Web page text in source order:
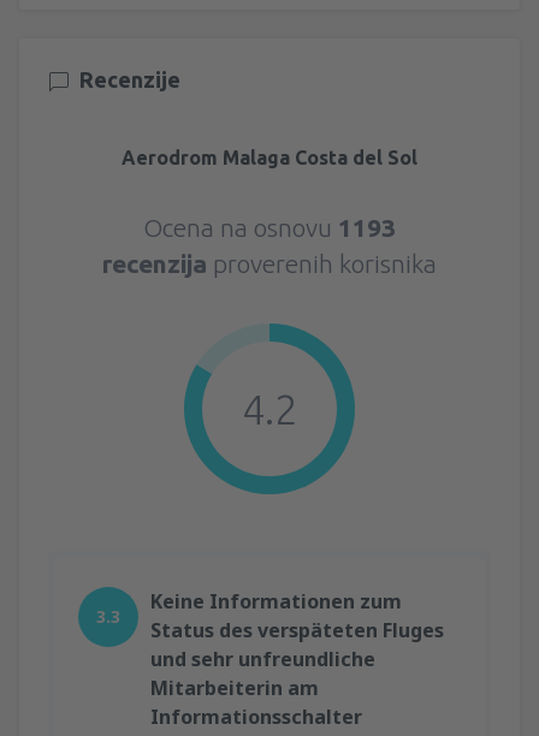
Recenzije
Aerodrom Malaga Costa del Sol
Ocena na osnovu 1193
recenzija proverenih korisnika
4.2
3.3
Keine Informationen zum
Status des verspäteten Fluges
und sehr unfreundliche
Mitarbeiterin am
Informationsschalter